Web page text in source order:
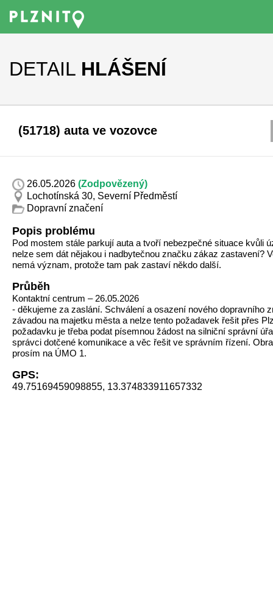
DETAIL HLÁŠENÍ
(51718) auta ve vozovce
26.05.2026 (Zodpovězený)
Lochotínská 30, Severní Předměstí
Dopravní značení
Popis problému
Pod mostem stále parkují auta a tvoří nebezpečné situace kvůli
nelze sem dát nějakou i nadbytečnou značku zákaz zastavení?
nemá význam, protože tam pak zastaví někdo další.
Průběh
Kontaktní centrum – 26.05.2026
- děkujeme za zaslání. Schválení a osazení nového dopravního
závadou na majetku města a nelze tento požadavek řešit přes
požadavku je třeba podat písemnou žádost na silniční správní
správci dotčené komunikace a věc řešit ve správním řízení.
prosím na ÚMO 1.
GPS:
49.75169459098855, 13.374833911657332